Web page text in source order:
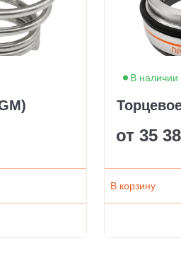
В наличии
от 35
В корзину